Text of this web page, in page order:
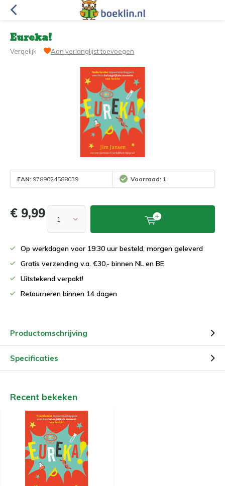
Eureka!
Vergelijk Aan verlanglijst toevoegen
EAN: 9789024588039 Voorraad: 1
€ 9,99
Op werkdagen voor 19:30 uur besteld, morgen geleverd
Gratis verzending v.a. €30,- binnen NL en BE
Uitstekend verpakt!
Retourneren binnen 14 dagen
Productomschrijving
Specificaties
Recent bekeken